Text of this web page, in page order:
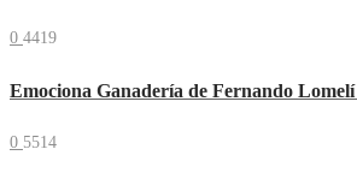
0 4419
Emociona Ganadería de Fernando Lomelí
0 5514